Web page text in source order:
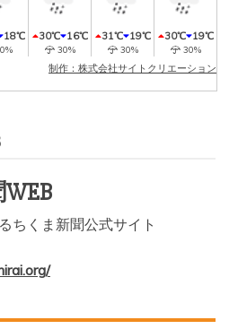
18℃ 30℃ 16℃
30%
31℃ 19℃
30%
30℃ 19℃
30%
制作：株式会社サイトクリエーション
ちくま新聞公式サイト